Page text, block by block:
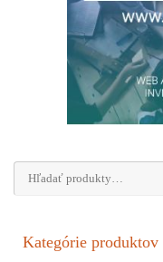
Hľadať:
Kategórie produktov